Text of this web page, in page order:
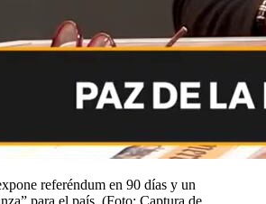
referéndum en 90 días y un
para el país. (Foto: Captura de